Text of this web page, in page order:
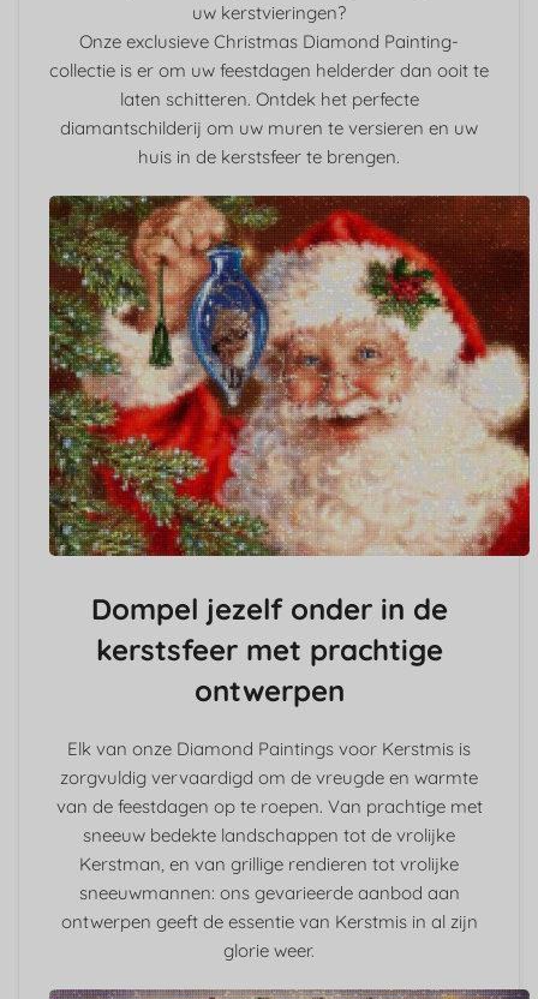
uw kerstvieringen?
Onze exclusieve Christmas Diamond Painting-
collectie is er om uw feestdagen helderder dan ooit te
laten schitteren. Ontdek het perfecte
diamantschilderij om uw muren te versieren en uw
huis in de kerstsfeer te brengen.
Dompel jezelf onder in de
kerstsfeer met prachtige
ontwerpen
Elk van onze Diamond Paintings voor Kerstmis is
zorgvuldig vervaardigd om de vreugde en warmte
van de feestdagen op te roepen. Van prachtige met
sneeuw bedekte landschappen tot de vrolijke
Kerstman, en van grillige rendieren tot vrolijke
sneeuwmannen: ons gevarieerde aanbod aan
ontwerpen geeft de essentie van Kerstmis in al zijn
glorie weer.